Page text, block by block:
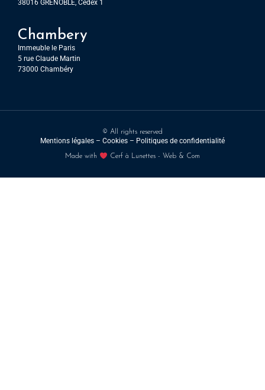
38016 GRENOBLE, Cedex 1
Chambery
Immeuble le Paris
5 rue Claude Martin
73000 Chambéry
© All rights reserved
Mentions légales – Cookies – Politiques de confidentialité
Made with Cerf à Lunettes - Web & Com